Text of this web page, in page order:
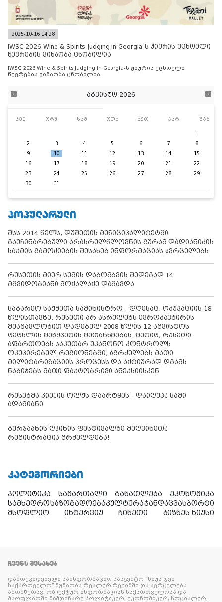
2025-10-16 14:28
IWSC 2026 Wine & Spirits Judging in Georgia-ს ჟიურის უცხოელი
წევრების ვინაობა ცნობილია
IWSC 2026 Wine & Spirits Judging in Georgia-ს ჟიურის უცხოელი
წევრების ვინაობა ცნობილია
აგვისტო 2026
კვი ორშ სამ ოთხ ხუთ პარ შაბ
1
2
3 4 5 6 7
8
9
10 11 12 13 14
15
16
17 18 19 20 21
22
23
24 25 26 27 28
29
30
31
ᲞᲝᲞᲣᲚᲐᲠᲣᲚᲘ
შსს 2014 წელს, დუშეთის მუნიციპალიტეტში
გაუჩინარებული არასრულწლოვნის გურამ დადიანიძის
საქმის გამოძიების შესახებ ინფორმაციას ავრცელებს
რუსეთის მიერ სუმის დაბომბვის შედეგად 14
მშვიდობიანი მოქალაქე დაშავდა
საგარეო საქმეთა სამინისტრო - დღესაც, ოკუპაციის 18
წლისთავზე, რუსეთი არ ასრულებს ევროკავშირის
შუამავლობით დადებულ 2008 წლის 12 აგვისტოს
ცეცხლის შეწყვეტის შეთანხმებას. მეტიც, რუსეთი
აფართოებს საკუთარ უკანონო კონტროლს
ოკუპირებულ რეგიონებში, აგრძელებს მათი
მილიტარიზაციის პროცესს და აქტიურად დგამს
ნაბიჯებს მათი ფაქტობრივი ანექსიისკენ
რუსებმა კიევის ოლქს დაარტყეს - დაიღუპა სამი
ადამიანი
გურჯაანის ღვინის ფესტივალზე მეღვინეთა
რეგისტრაცია გრძელდება!
ᲙᲐᲢᲔᲒᲝᲠᲘᲔᲑᲘ
პოლიტიკა სამართალი განათლება
ეკონომიკა
სამხედროსაზოგადოებაკულტურაჯანდაცვასპორტი
მსოფლიო
ინტერვიუ ჩინეთი ბიზნეს ნიუსი
ᲩᲕᲔᲜᲡ ᲨᲔᲡᲐᲮᲔᲑ
დამოუკიდებელი საინფორმაციო სააგენტო “ნიუს დეი
საქართველო” მუშაობს რეალურ რეჟიმში და ავრცელებს
ამომწურავ, ობიექტურ ინფორმაციას საქართველოსა და
მსოფლიოში მიმდინარე პოლიტიკურ, ეკონომიკურ, სოციალურ,